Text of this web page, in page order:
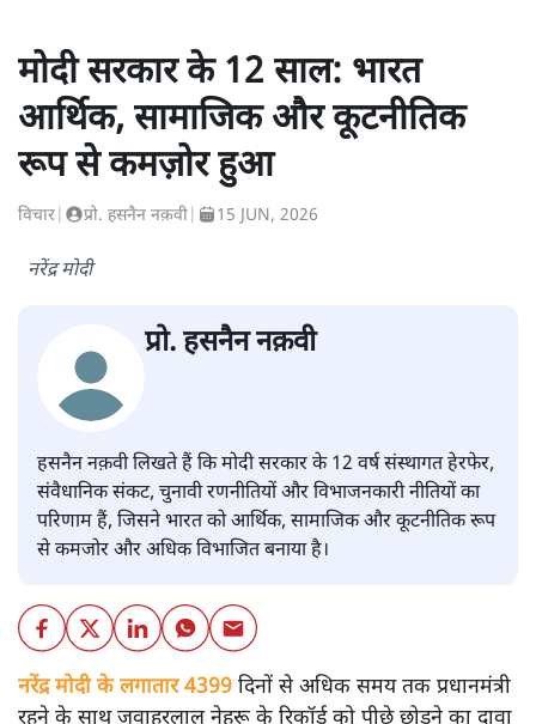
हो चुका है। उनकी अन्य प्रकाशित पुस्तकों में अन्ना आंदोलन पर भी
लिखी एक किताब भी है।
आशुतोषकी और स्टोरी पढ़ें
मोदी सरकार के 12 साल: भारत
आर्थिक, सामाजिक और कूटनीतिक
रूप से कमज़ोर हुआ
विचार| प्रो. हसनैन नक़वी| 15 JUN, 2026
नरेंद्र मोदी
प्रो. हसनैन नक़वी